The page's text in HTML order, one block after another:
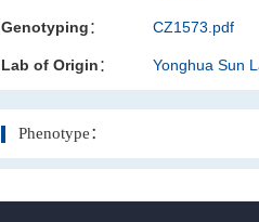
Genotyping： CZ1573.pdf
Lab of Origin： Yonghua Sun
Phenotype：